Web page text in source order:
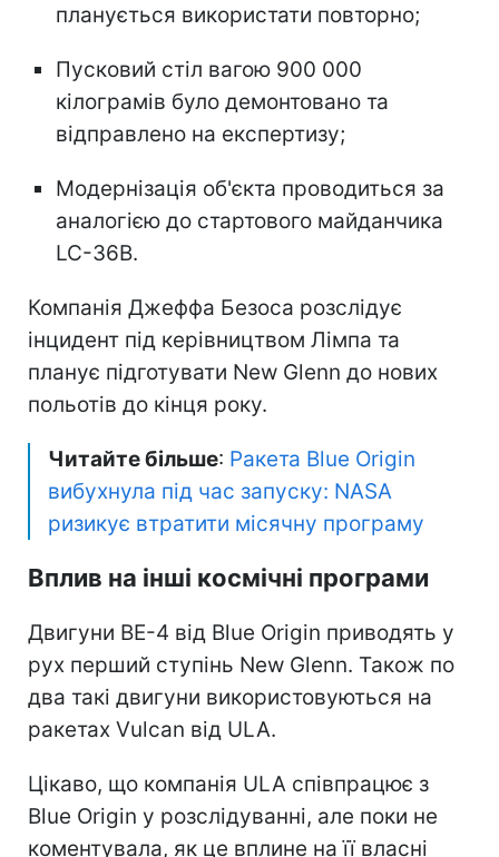
планується використати повторно;
Пусковий стіл вагою 900 000
кілограмів було демонтовано та
відправлено на експертизу;
Модернізація об'єкта проводиться за
аналогією до стартового майданчика
LC-36B.
Компанія Джеффа Безоса розслідує
інцидент під керівництвом Лімпа та
планує підготувати New Glenn до нових
польотів до кінця року.
Читайте більше: Ракета Blue Origin
вибухнула під час запуску: NASA
ризикує втратити місячну програму
Вплив на інші космічні програми
Двигуни BE-4 від Blue Origin приводять у
рух перший ступінь New Glenn. Також по
два такі двигуни використовуються на
ракетах Vulcan від ULA.
Цікаво, що компанія ULA співпрацює з
Blue Origin у розслідуванні, але поки не
коментувала, як це вплине на її власні